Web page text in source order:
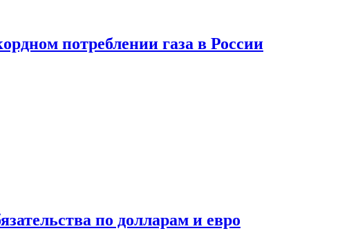
потреблении газа в России
по долларам и евро